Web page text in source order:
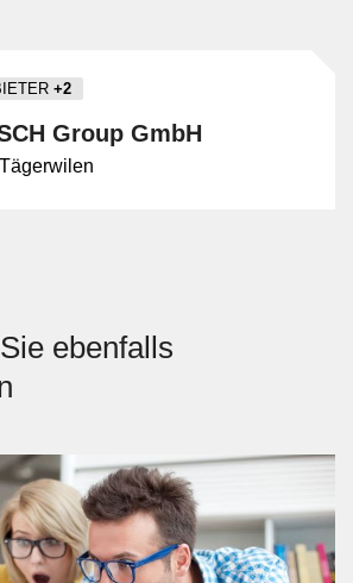
+2
Group GmbH
ebenfalls